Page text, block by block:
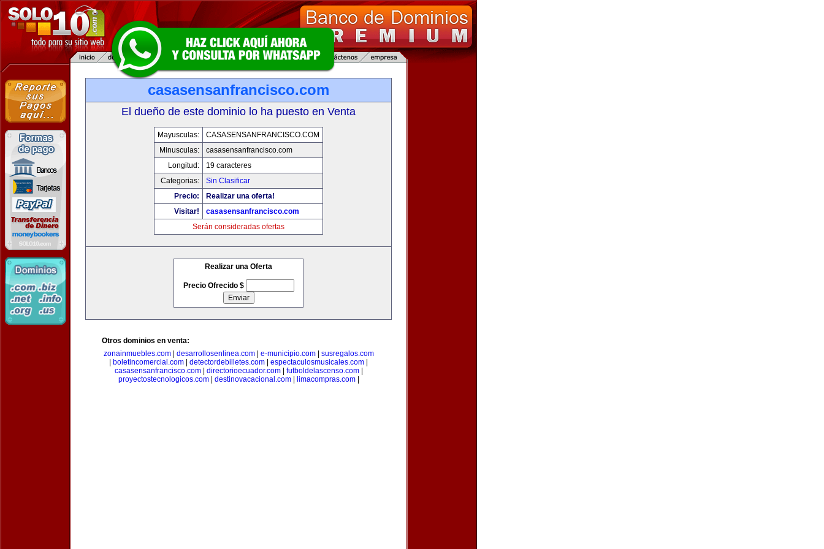
casasensanfrancisco.com
El dueño de este dominio lo ha puesto en Venta
Mayusculas:
CASASENSANFRANCISCO.COM
Minusculas:
casasensanfrancisco.com
Longitud:
19 caracteres
Categorias:
Sin Clasificar
Precio:
Realizar una oferta!
Visitar!
casasensanfrancisco.com
Serán consideradas ofertas
Realizar una Oferta
Precio Ofrecido $
Otros dominios en venta:
zonainmuebles.com| desarrollosenlinea.com| e-municipio.com| susregalos.com
boletincomercial.com detectordebilletes.com espectaculosmusicales.com
casasensanfrancisco.com| directorioecuador.com| futboldelascenso.com|
proyectostecnologicos.com| destinovacacional.com| limacompras.com|